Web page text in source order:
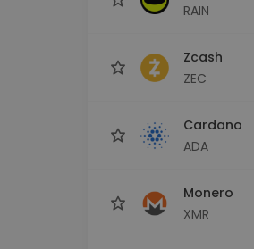
RAIN
Zcash
ZEC
Cardano
ADA
Monero
XMR